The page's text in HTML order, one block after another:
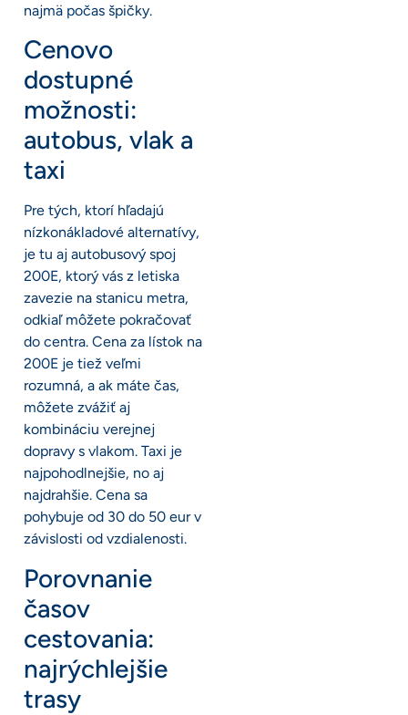
najmä počas špičky.
Cenovo
dostupné
možnosti:
autobus, vlak a
taxi
Pre tých, ktorí hľadajú
nízkonákladové alternatívy,
je tu aj autobusový spoj
200E, ktorý vás z letiska
zavezie na stanicu metra,
odkiaľ môžete pokračovať
do centra. Cena za lístok na
200E je tiež veľmi
rozumná, a ak máte čas,
môžete zvážiť aj
kombináciu verejnej
dopravy s vlakom. Taxi je
najpohodlnejšie, no aj
najdrahšie. Cena sa
pohybuje od 30 do 50 eur v
závislosti od vzdialenosti.
Porovnanie
časov
cestovania:
najrýchlejšie
trasy